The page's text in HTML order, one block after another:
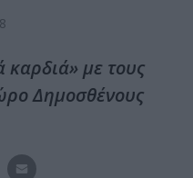
με τους
Δημοσθένους